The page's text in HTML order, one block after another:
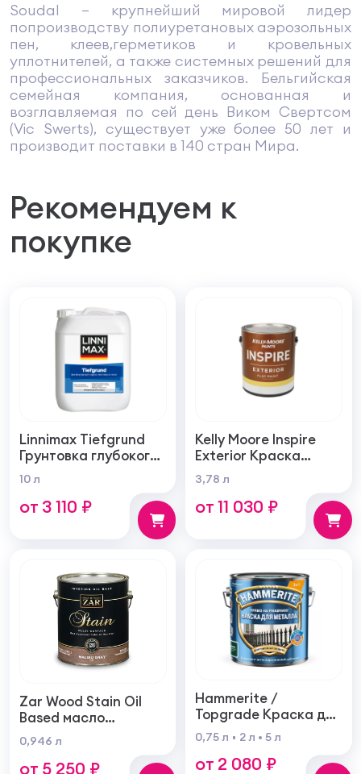
Soudal — крупнейший мировой лидер
попроизводству полиуретановых аэрозольных
пен, клеев,герметиков и кровельных
уплотнителей, а также системных решений для
профессиональных заказчиков. Бельгийская
семейная компания, основанная и
возглавляемая по сей день Виком Свертсом
(Vic Swerts), существует уже более 50 лет и
производит поставки в 140 стран Мира.
Рекомендуем к
покупке
Linnimax Tiefgrund
Грунтовка глубокого
проникновения для
внутренних и
наружных работ
10 л
от 3 110 ₽
Kelly Moore Inspire
Exterior Краска
фасадная
самогрунтующаяся
суперукрывистая
3,78 л
от 11 030 ₽
Zar Wood Stain Oil
Based масло
тонирующая по
дереву
0,946 л
от 5 250 ₽
Hammerite /
Topgrade Краска для
металла с
молотковым
эффектом
0,75 л 2 л 5 л
от 2 080 ₽